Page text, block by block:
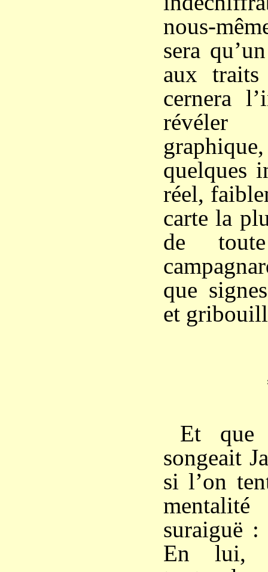
nous-
sera
aux
cernera
quelques
réel,
carte la
de
que
et
Et que
songeait
si l’on
suraiguë
En lui,